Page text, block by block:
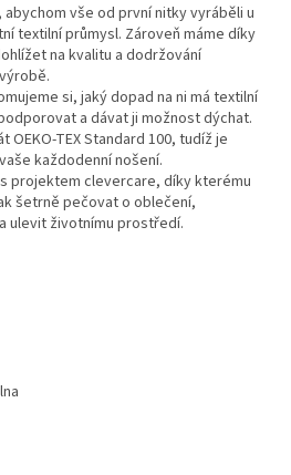
vše od první nitky vyráběli u
textilní průmysl. Zároveň máme díky
na kvalitu a dodržování
si, jaký dopad na ni má textilní
a dávat ji možnost dýchat.
TEX Standard 100, tudíž je
každodenní nošení.
projektem clevercare, díky kterému
šetrně pečovat o oblečení,
ulevit životnímu prostředí.